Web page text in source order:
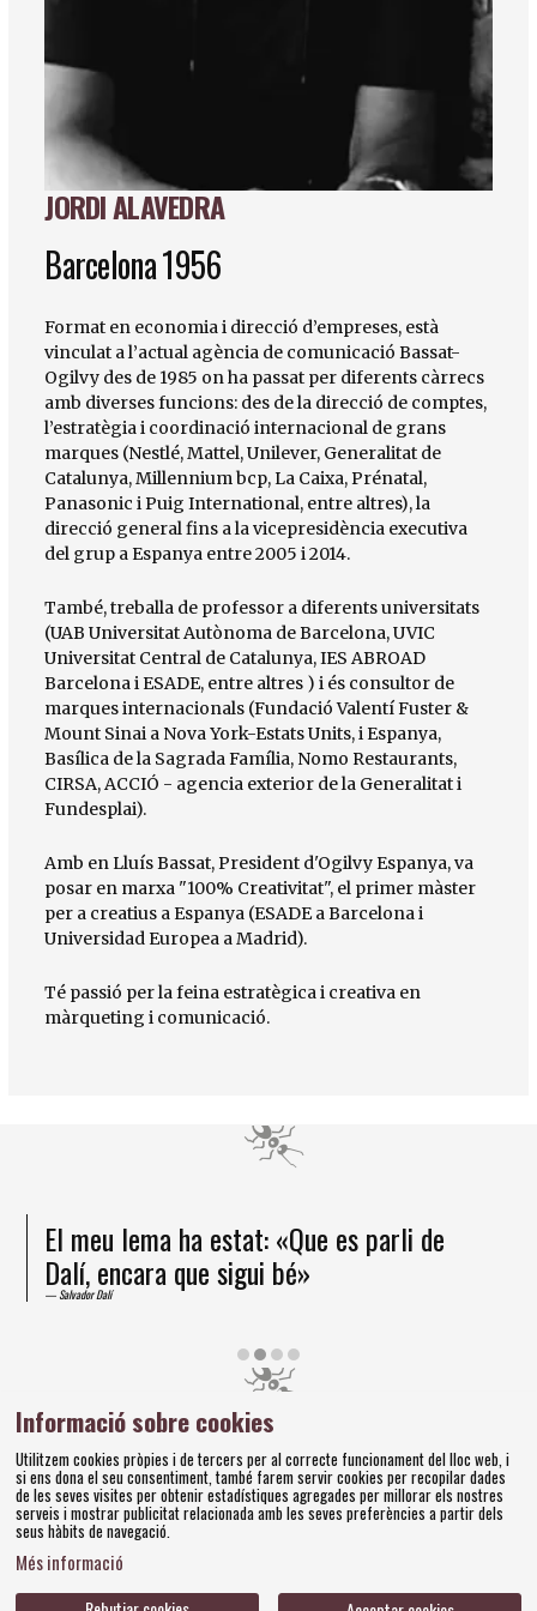
Diapositiva 1 de 1
JORDI ALAVEDRA
Barcelona 1956
Format en economia i direcció d’empreses, està
vinculat a l’actual agència de comunicació Bassat-
Ogilvy des de 1985 on ha passat per diferents càrrecs
amb diverses funcions: des de la direcció de comptes,
l’estratègia i coordinació internacional de grans
marques (Nestlé, Mattel, Unilever, Generalitat de
Catalunya, Millennium bcp, La Caixa, Prénatal,
Panasonic i Puig International, entre altres), la
direcció general fins a la vicepresidència executiva
del grup a Espanya entre 2005 i 2014.
També, treballa de professor a diferents universitats
(UAB Universitat Autònoma de Barcelona, UVIC
Universitat Central de Catalunya, IES ABROAD
Barcelona i ESADE, entre altres ) i és consultor de
marques internacionals (Fundació Valentí Fuster &
Mount Sinai a Nova York-Estats Units, i Espanya,
Basílica de la Sagrada Família, Nomo Restaurants,
CIRSA, ACCIÓ - agencia exterior de la Generalitat i
Fundesplai).
Amb en Lluís Bassat, President d'Ogilvy Espanya, va
posar en marxa "100% Creativitat", el primer màster
per a creatius a Espanya (ESADE a Barcelona i
Universidad Europea a Madrid).
Té passió per la feina estratègica i creativa en
màrqueting i comunicació.
El meu lema ha estat: «Que es parli de
Dalí, encara que sigui bé»
Salvador Dalí
Figueres
Tel. 972 677 520 |amics@fundaciodali.org
Sitemap | Avís Legal
Contacteu | Bases concursos
Informació sobre cookies
Utilitzem cookies pròpies i de tercers per al correcte funcionament del lloc web, i
si ens dona el seu consentiment, també farem servir cookies per recopilar dades
de les seves visites per obtenir estadístiques agregades per millorar els nostres
serveis i mostrar publicitat relacionada amb les seves preferències a partir dels
seus hàbits de navegació.
Més informació